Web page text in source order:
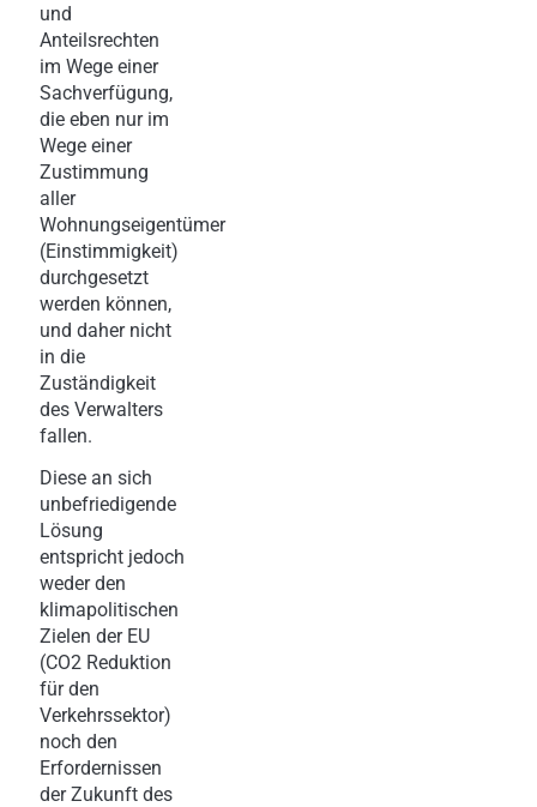
und
Anteilsrechten
im Wege einer
Sachverfügung,
die eben nur im
Wege einer
Zustimmung
aller
Wohnungseigentümer
(Einstimmigkeit)
durchgesetzt
werden können,
und daher nicht
in die
Zuständigkeit
des Verwalters
fallen.
Diese an sich
unbefriedigende
Lösung
entspricht jedoch
weder den
klimapolitischen
Zielen der EU
(CO2 Reduktion
für den
Verkehrssektor)
noch den
Erfordernissen
der Zukunft des